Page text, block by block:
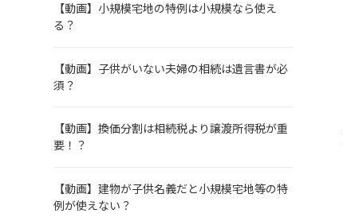
【動画】小規模宅地の特例は小規模なら使え
る？
【動画】子供がいない夫婦の相続は遺言書が必
須？
【動画】換価分割は相続税より譲渡所得税が重
要！？
【動画】建物が子供名義だと小規模宅地等の特
例が使えない？